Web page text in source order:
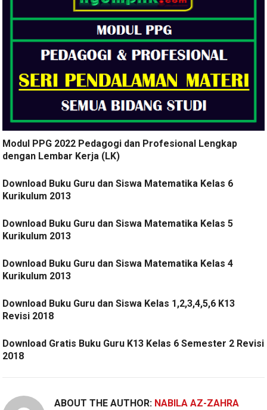
Modul PPG 2022 Pedagogi dan Profesional Lengkap
dengan Lembar Kerja (LK)
Download Buku Guru dan Siswa Matematika Kelas 6
Kurikulum 2013
Download Buku Guru dan Siswa Matematika Kelas 5
Kurikulum 2013
Download Buku Guru dan Siswa Matematika Kelas 4
Kurikulum 2013
Download Buku Guru dan Siswa Kelas 1,2,3,4,5,6 K13
Revisi 2018
Download Gratis Buku Guru K13 Kelas 6 Semester 2 Revisi
2018
ABOUT THE AUTHOR: NABILA AZ-ZAHRA